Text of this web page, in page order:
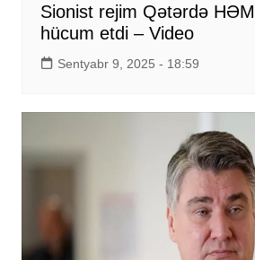
Sionist rejim Qətərdə
hücum etdi – Video
Sentyabr 9, 2025 - 18:59